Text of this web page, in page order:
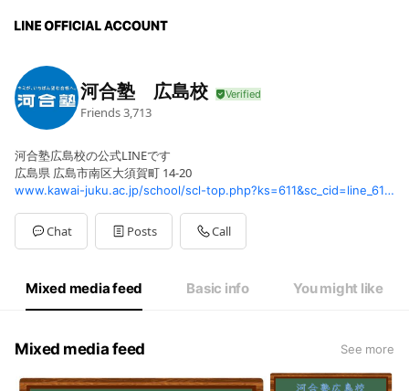
河合塾 広島校
Friends3,713
河合塾広島校の公式LINEです
広島県 広島市南区大須賀町 14-20
www.kawai-juku.ac.jp/school/scl-top.php?ks=611&sc_cid=line_611&openExternalBrowser=1
Chat Posts Call
Mixed media feed Basic info You might like
Mixed media feed See more